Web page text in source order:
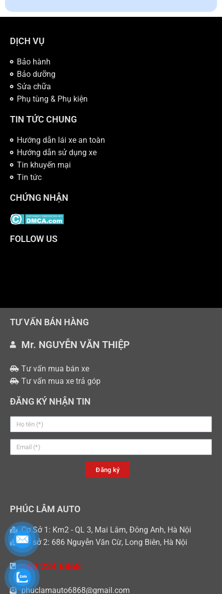
DỊCH VỤ
Bảo hành
Bảo dưỡng
Sửa chữa
Phụ tùng & Phụ kiện
TIN TỨC CHUNG
Hướng dẫn lái xe an toàn
Hướng dẫn sử dụng xe
Tin khuyến mại
Tin tức
CHỨNG NHẬN
FOLLOW US
TƯ VẤN BÁN HÀNG
Mr. NGUYỄN VĂN THIỆP
Tư vấn mua bán xe
Tư vấn mua xe trả góp
ĐĂNG KÝ NHẬN TIN
Đăng ký
PHÚC LÂM AUTO
Cơ Sở 1: Km2 - QL 3, Mai Lâm, Đông Anh, Hà Nội
Cơ sở 2: 686 Nguyễn Văn Cừ, Long Biên, Hà Nội
090 224 6868
phuclamauto6868@gmail.com